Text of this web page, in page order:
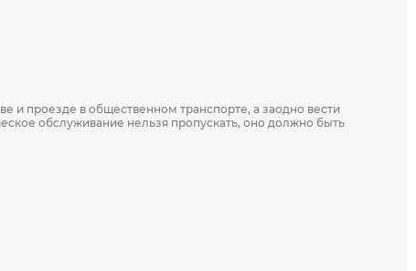
и проезде в общественном транспорте, а заодно вести
обслуживание нельзя пропускать, оно должно быть